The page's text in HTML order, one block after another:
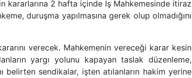
kararlarına 2 hafta içinde İş Mahkemesinde itiraz
duruşma yapılmasına gerek olup olmadığını
verecek. Mahkemenin vereceği karar kesin
yargı yolunu kapayan taslak düzenleme,
belirten sendikalar, işten atılanların hakim yerine